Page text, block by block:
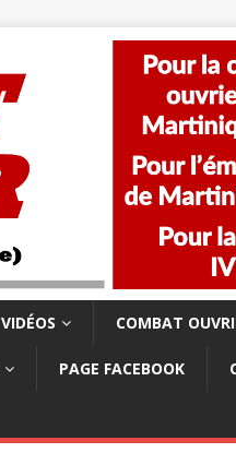
VIDÉOS COMBAT
PAGE FACEBOOK